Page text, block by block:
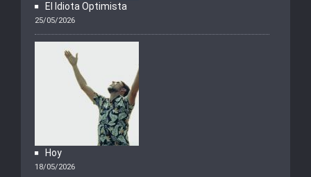
El Idiota Optimista
25/05/2026
Hoy
18/05/2026